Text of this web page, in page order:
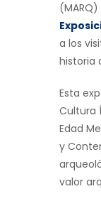
a los
historia
Esta
Cultura
Edad
y
valor